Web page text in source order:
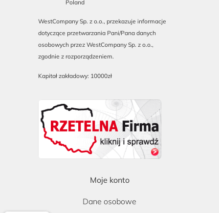
Poland
WestCompany Sp. z o.o., przekazuje informacje
dotyczące przetwarzania Pani/Pana danych
osobowych przez WestCompany Sp. z o.o.,
zgodnie z rozporządzeniem.
Kapitał zakładowy: 10000zł
Moje konto
Dane osobowe